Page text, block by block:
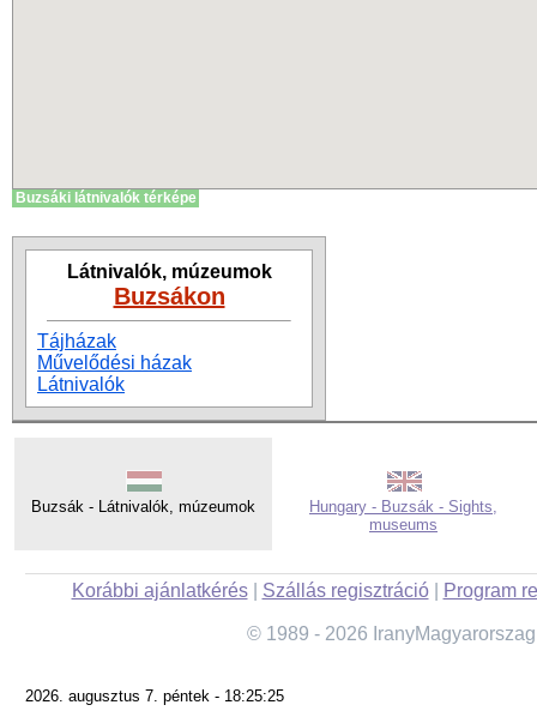
Buzsáki látnivalók térképe
Látnivalók, múzeumok
Buzsákon
Tájházak
Művelődési házak
Látnivalók
Buzsák - Látnivalók, múzeumok
Hungary - Buzsák - Sights,
museums
Korábbi ajánlatkérés| Szállás regisztráció| Program
© 1989 - 2026
2026. augusztus 7. péntek - 18:25:25